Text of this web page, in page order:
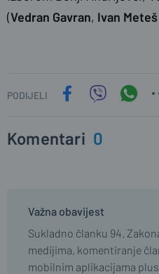
(Vedran Gavran, Ivan Meteš
PODIJELI
Komentari 0
Važna obavijest
Sukladno članku 94.
medijima, komentiranje
mobilnim aplikacijama